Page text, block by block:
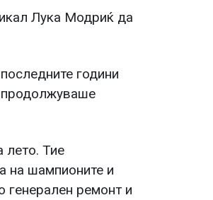
Лука Модриќ да
години
продолжуваше
лето. Тие
на шампионите и
генерален ремонт и